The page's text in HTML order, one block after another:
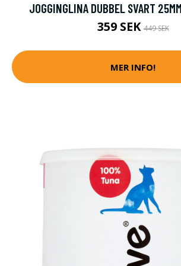
JOGGINGLINA DUBBEL SVART
359 SEK449 SEK
MER INFO!